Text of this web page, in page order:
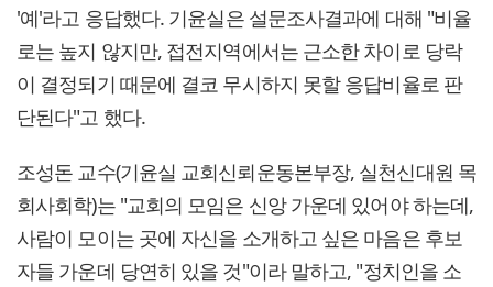
'예'라고 응답했다. 기윤실은 설문조사결과에 대해 "비율
로는 높지 않지만, 접전지역에서는 근소한 차이로 당락
이 결정되기 때문에 결코 무시하지 못할 응답비율로 판
단된다"고 했다.
조성돈 교수(기윤실 교회신뢰운동본부장, 실천신대원 목
회사회학)는 "교회의 모임은 신앙 가운데 있어야 하는데,
사람이 모이는 곳에 자신을 소개하고 싶은 마음은 후보
자들 가운데 당연히 있을 것"이라 말하고, "정치인을 소